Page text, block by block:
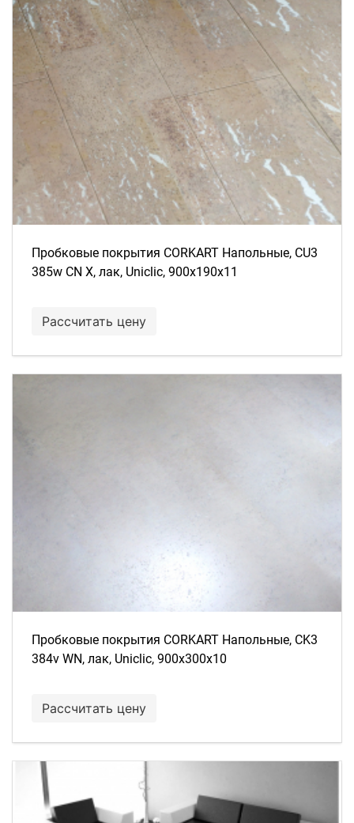
Пробковые покрытия CORKART Напольные, CU3
385w CN X, лак, Uniclic, 900x190x11
Рассчитать цену
Пробковые покрытия CORKART Напольные, CK3
384v WN, лак, Uniclic, 900x300x10
Рассчитать цену